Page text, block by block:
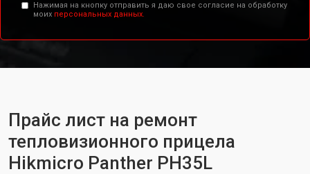
Нажимая на кнопку отправить я даю свое согласие на обработку
моих персональных данных.
Прайс лист на ремонт
тепловизионного прицела
Hikmicro Panther PH35L